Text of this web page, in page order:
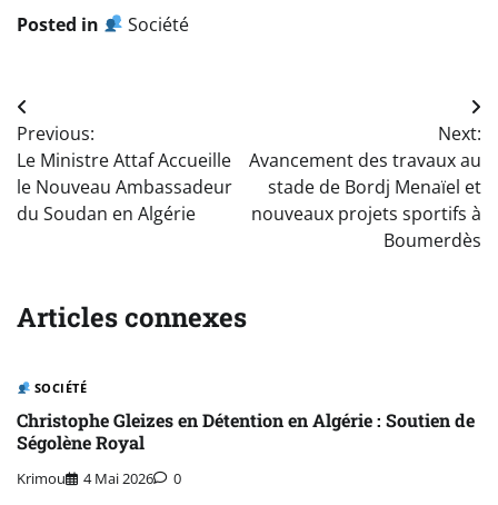
Posted in
Société
Navigation
de
l’article
Previous:
Le Ministre Attaf Accueille
le Nouveau Ambassadeur
du Soudan en Algérie
Next:
Avancement des travaux au
stade de Bordj Menaïel et
nouveaux projets sportifs à
Boumerdès
Articles connexes
SOCIÉTÉ
Christophe Gleizes en Détention en Algérie : Soutien de
Ségolène Royal
Krimou 4 Mai 2026 0